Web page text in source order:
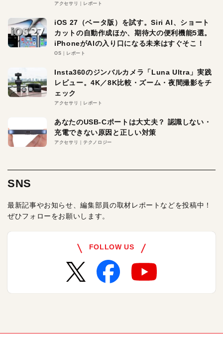
アクセサリ レポート
iOS 27（ベータ版）を試す。Siri AI、ショート
カットの自動作成ほか、期待大の便利機能5選。
iPhoneがAIの入り口になる未来はすぐそこ！
OS レポート
Insta360のジンバルカメラ「Luna Ultra」実践
レビュー。4K／8K比較・ズーム・夜間撮影をチ
ェック
アクセサリ レポート
あなたのUSB-Cポートは大丈夫？ 認識しない・
充電できない原因と正しい対策
アクセサリ テクノロジー
SNS
最新記事やお知らせ、編集部員の取材レポートなどを投稿中！
ぜひフォローをお願いします。
FOLLOW US